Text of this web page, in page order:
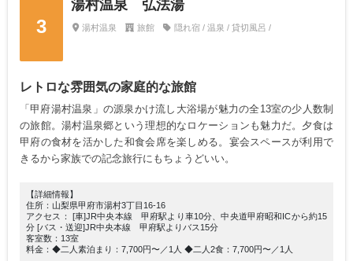
3
湯村温泉 弘法湯
湯村温泉 旅館 隠れ宿 / 温泉 / 貸切風呂 /
レトロな雰囲気の家庭的な旅館
「甲府湯村温泉」の源泉かけ流し大浴場が魅力の全13室の少人数制
の旅館。湯村温泉郷という理想的なロケーションも魅力だ。夕食は
甲府の食材を活かした和食会席を楽しめる。宴会スペースが利用で
きるから家族での記念旅行にもちょうどいい。
【詳細情報】
住所：山梨県甲府市湯村3丁目16-16
アクセス： [車]JR中央本線 甲府駅より車10分、中央道甲府昭和ICから約15
分 [バス・送迎]JR中央本線 甲府駅よりバス15分
客室数：13室
料金：◆二人素泊まり：7,700円〜／1人 ◆二人2食：7,700円〜／1人